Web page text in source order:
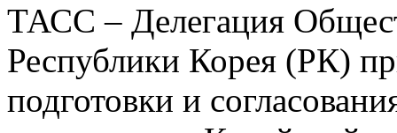
ТАСС – Делегация
Республики Корея (РК)
подготовки и